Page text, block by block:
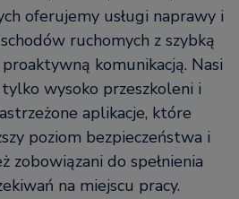
oferujemy usługi naprawy i
ruchomych z szybką
komunikacją. Nasi
wysoko przeszkoleni i
aplikacje, które
poziom bezpieczeństwa i
zobowiązani do spełnienia
na miejscu pracy.